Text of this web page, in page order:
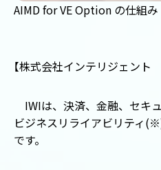
AIMD for VE Option の仕組み
【株式会社インテリジェン
IWIは、決済、金融、セキ
ビジネスリライアビリティ
です。